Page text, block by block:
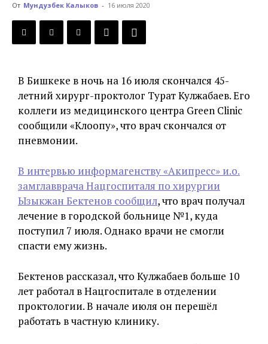
Кыргызстана
От Мундузбек Калыков - 16 июля 2020
В Бишкеке в ночь на 16 июля скончался 45-
летний хирург-проктолог Турат Кулжабаев. Его
коллеги из медицинского центра Green Clinic
сообщили «Клоопу», что врач скончался от
пневмонии.
В интервью информагенству «Акипресс» и.о.
замглавврача Нацгоспиталя по хирургии
Ызыкжан Бектенов сообщил, что врач получал
лечение в городской больнице №1, куда
поступил 7 июля. Однако врачи не смогли
спасти ему жизнь.
Бектенов рассказал, что Кулжабаев больше 10
лет работал в Нацгоспитале в отделении
проктологии. В начале июля он перешёл
работать в частную клинику.